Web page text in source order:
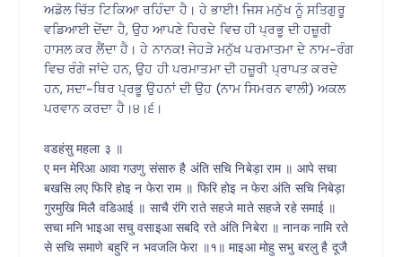
ਅਡੋਲ ਚਿੱਤ ਟਿਕਿਆ ਰਹਿੰਦਾ ਹੈ। ਹੇ ਭਾਈ! ਜਿਸ ਮਨੁੱਖ ਨੂੰ ਸਤਿਗੁਰੂ
ਵਡਿਆਈ ਦੇਂਦਾ ਹੈ, ਉਹ ਆਪਣੇ ਹਿਰਦੇ ਵਿਚ ਹੀ ਪ੍ਰਭੂ ਦੀ ਹਜ਼ੂਰੀ
ਹਾਸਲ ਕਰ ਲੈਂਦਾ ਹੈ। ਹੇ ਨਾਨਕ! ਜੇਹੜੇ ਮਨੁੱਖ ਪਰਮਾਤਮਾ ਦੇ ਨਾਮ-ਰੰਗ
ਵਿਚ ਰੰਗੇ ਜਾਂਦੇ ਹਨ, ਉਹ ਹੀ ਪਰਮਾਤਮਾ ਦੀ ਹਜ਼ੂਰੀ ਪ੍ਰਾਪਤ ਕਰਦੇ
ਹਨ, ਸਦਾ-ਥਿਰ ਪ੍ਰਭੂ ਉਹਨਾਂ ਦੀ ਉਹ (ਨਾਮ ਸਿਮਰਨ ਵਾਲੀ) ਅਕਲ
ਪਰਵਾਨ ਕਰਦਾ ਹੈ।੪।੬।
वडहंसु महला ३ ॥
ए मन मेरिआ आवा गउणु संसारु है अंति सचि निबेड़ा राम ॥ आपे सचा
बखसि लए फिरि होइ न फेरा राम ॥ फिरि होइ न फेरा अंति सचि निबेड़ा
गुरमुखि मिलै वडिआई ॥ साचै रंगि राते सहजे माते सहजे रहे समाई ॥
सचा मनि भाइआ सचु वसाइआ सबदि रते अंति निबेरा ॥ नानक नामि रते
से सचि समाणे बहुरि न भवजलि फेरा ॥१॥ माइआ मोहु सभु बरलु है दूजै